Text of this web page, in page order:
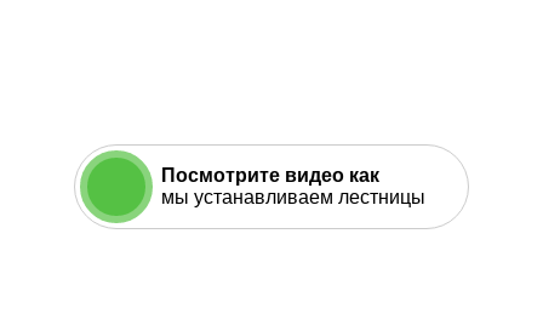
Посмотрите видео как
мы устанавливаем лестницы